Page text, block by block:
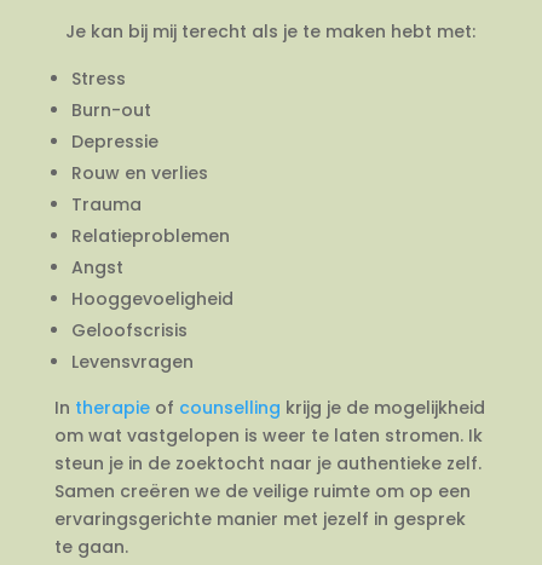
Je kan bij mij terecht als je te maken hebt met:
Stress
Burn-out
Depressie
Rouw en verlies
Trauma
Relatieproblemen
Angst
Hooggevoeligheid
Geloofscrisis
Levensvragen
In therapieof counselling krijg je de mogelijkheid
om wat vastgelopen is weer te laten stromen. Ik
steun je in de zoektocht naar je authentieke zelf.
Samen creëren we de veilige ruimte om op een
ervaringsgerichte manier met jezelf in gesprek
te gaan.